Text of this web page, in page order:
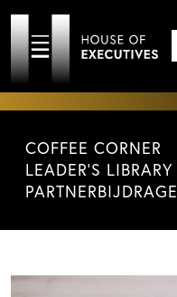
COFFEE CORNER
LEADER'S LIBRARY
PARTNERBIJDRAGE